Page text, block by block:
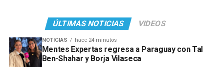
ÚLTIMAS NOTICIAS VIDEOS
NOTICIAS hace 24 minutos
Mentes Expertas regresa a Paraguay con Tal
Ben-Shahar y Borja Vilaseca